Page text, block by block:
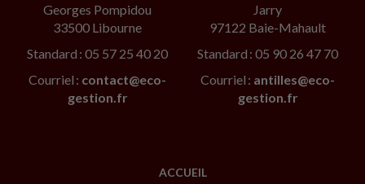
Georges Pompidou
33500 Libourne
Standard : 05 57 25 40 20
Courriel : contact@eco-
gestion.fr
Jarry
97122 Baie-Mahault
Standard : 05 90 26 47 70
Courriel : antilles@eco-
gestion.fr
ACCUEIL